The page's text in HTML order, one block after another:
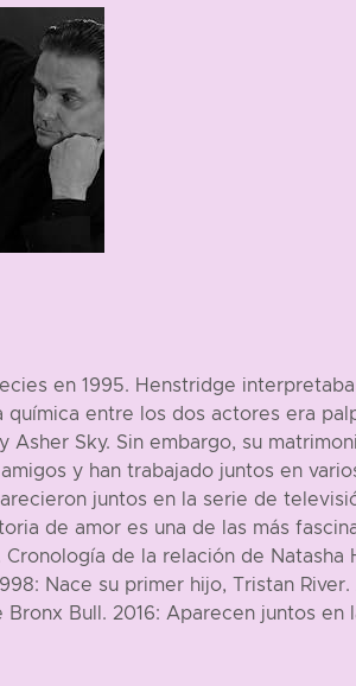
en 1995. Henstridge interpretaba
entre los dos actores era
Sky. Sin embargo, su
y han trabajado juntos en
juntos en la serie de
de amor es una de las más
de la relación de Natasha
Nace su primer hijo, Tristan River.
Bull. 2016: Aparecen juntos en